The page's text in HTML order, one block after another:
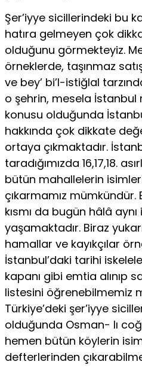
Şer’iyye sicillerindeki bu
hatıra gelme­yen çok
olduğunu görmekteyiz.
örneklerde, taşınmaz
ve bey’ bi’l-istiğlal
o şehrin, me­sela İstanbul
konusu olduğunda
hakkında çok dikkate
ortaya çıkmaktadır.
taradığımızda 16,17,18.
bütün mahallelerin
çıkarmamız
kısmı da bugün hâlâ
yaşamaktadır. Biraz
hamallar ve kayıkçılar
İstanbul’daki tarihi
kapanı gibi emtia alınıp
listesini öğrenebilmemiz
Türkiye’deki şer’iyye
olduğunda Osman- Iı
hemen bütün köylerin
defterlerinden